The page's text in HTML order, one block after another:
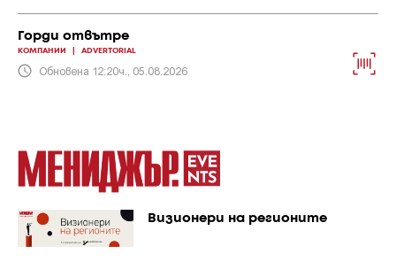
Горди отвътре
КОМПАНИИ ADVERTORIAL
Обновена 12:20ч., 05.08.2026
Визионери на регионите